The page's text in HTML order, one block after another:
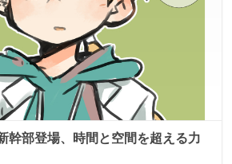
幹部登場、時間と空間を超える力